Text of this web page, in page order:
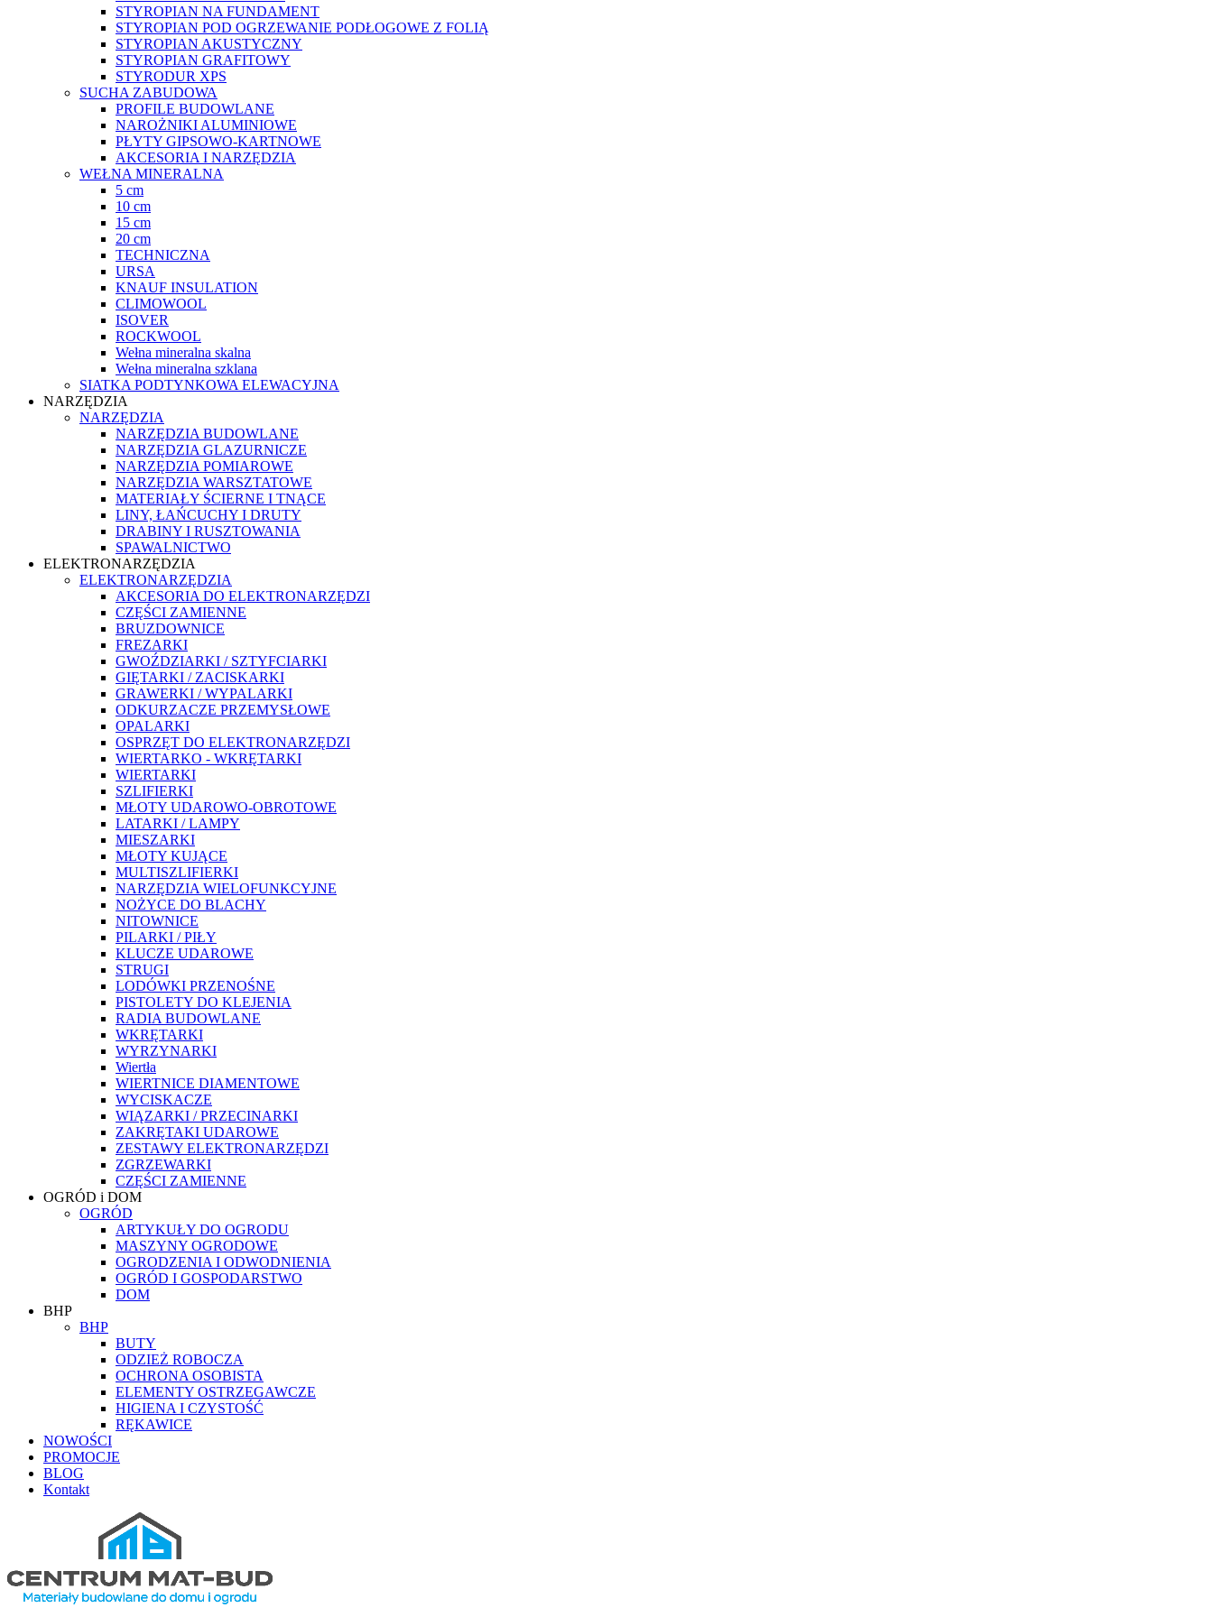
STYROPIAN NA FUNDAMENT
STYROPIAN POD OGRZEWANIE PODŁOGOWE Z FOLIĄ
STYROPIAN AKUSTYCZNY
STYROPIAN GRAFITOWY
STYRODUR XPS
SUCHA ZABUDOWA
PROFILE BUDOWLANE
NAROŻNIKI ALUMINIOWE
PŁYTY GIPSOWO-KARTNOWE
AKCESORIA I NARZĘDZIA
WEŁNA MINERALNA
5 cm
10 cm
15 cm
20 cm
TECHNICZNA
URSA
KNAUF INSULATION
CLIMOWOOL
ISOVER
ROCKWOOL
Wełna mineralna skalna
Wełna mineralna szklana
SIATKA PODTYNKOWA ELEWACYJNA
NARZĘDZIA
NARZĘDZIA
NARZĘDZIA BUDOWLANE
NARZĘDZIA GLAZURNICZE
NARZĘDZIA POMIAROWE
NARZĘDZIA WARSZTATOWE
MATERIAŁY ŚCIERNE I TNĄCE
LINY, ŁAŃCUCHY I DRUTY
DRABINY I RUSZTOWANIA
SPAWALNICTWO
ELEKTRONARZĘDZIA
ELEKTRONARZĘDZIA
AKCESORIA DO ELEKTRONARZĘDZI
CZĘŚCI ZAMIENNE
BRUZDOWNICE
FREZARKI
GWOŹDZIARKI / SZTYFCIARKI
GIĘTARKI / ZACISKARKI
GRAWERKI / WYPALARKI
ODKURZACZE PRZEMYSŁOWE
OPALARKI
OSPRZĘT DO ELEKTRONARZĘDZI
WIERTARKO - WKRĘTARKI
WIERTARKI
SZLIFIERKI
MŁOTY UDAROWO-OBROTOWE
LATARKI / LAMPY
MIESZARKI
MŁOTY KUJĄCE
MULTISZLIFIERKI
NARZĘDZIA WIELOFUNKCYJNE
NOŻYCE DO BLACHY
NITOWNICE
PILARKI / PIŁY
KLUCZE UDAROWE
STRUGI
LODÓWKI PRZENOŚNE
PISTOLETY DO KLEJENIA
RADIA BUDOWLANE
WKRĘTARKI
WYRZYNARKI
Wiertła
WIERTNICE DIAMENTOWE
WYCISKACZE
WIĄZARKI / PRZECINARKI
ZAKRĘTAKI UDAROWE
ZESTAWY ELEKTRONARZĘDZI
ZGRZEWARKI
CZĘŚCI ZAMIENNE
OGRÓD i DOM
OGRÓD
ARTYKUŁY DO OGRODU
MASZYNY OGRODOWE
OGRODZENIA I ODWODNIENIA
OGRÓD I GOSPODARSTWO
DOM
BHP
BHP
BUTY
ODZIEŻ ROBOCZA
OCHRONA OSOBISTA
ELEMENTY OSTRZEGAWCZE
HIGIENA I CZYSTOŚĆ
RĘKAWICE
NOWOŚCI
PROMOCJE
BLOG
Kontakt